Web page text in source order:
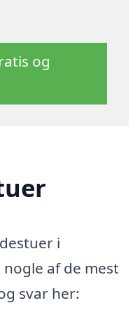
og
i
nogle af de mest
svar her: